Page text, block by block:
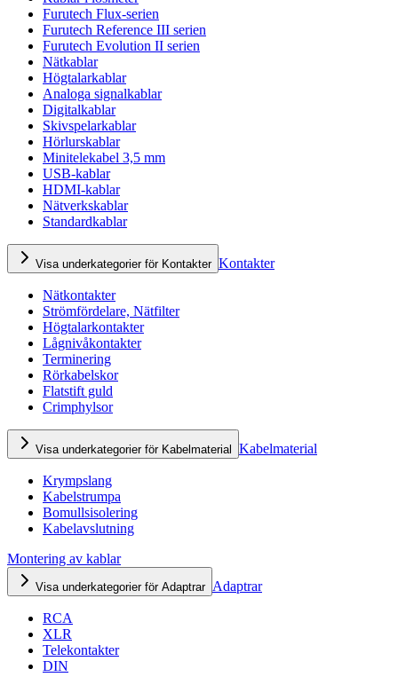
Furutech Flux-serien
Furutech Reference III serien
Furutech Evolution II serien
Nätkablar
Högtalarkablar
Analoga signalkablar
Digitalkablar
Skivspelarkablar
Hörlurskablar
Minitelekabel 3,5 mm
USB-kablar
HDMI-kablar
Nätverkskablar
Standardkablar
Visa underkategorier för Kontakter Kontakter
Nätkontakter
Strömfördelare, Nätfilter
Högtalarkontakter
Lågnivåkontakter
Terminering
Rörkabelskor
Flatstift guld
Crimphylsor
Visa underkategorier för Kabelmaterial Kabelmaterial
Krympslang
Kabelstrumpa
Bomullsisolering
Kabelavslutning
Montering av kablar
Visa underkategorier för Adaptrar Adaptrar
RCA
XLR
Telekontakter
DIN